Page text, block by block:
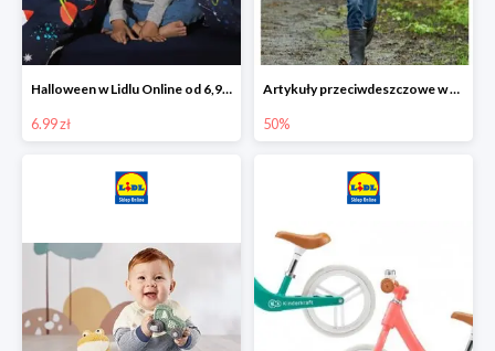
Halloween w Lidlu Online od 6,99 zł
6.99 zł
Artykuły przeciwdeszczowe w Lodilu Online do -50%
50%